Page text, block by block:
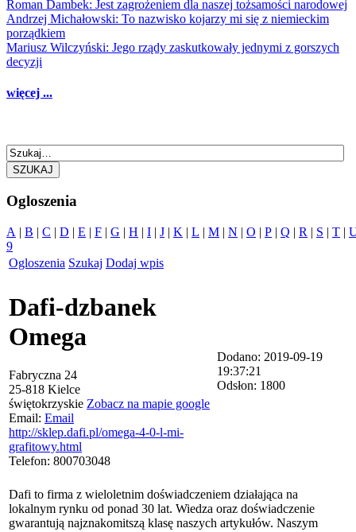
Roman Dambek: Jest zagrożeniem dla naszej tożsamości narodowej
Andrzej Michałowski: To nazwisko kojarzy mi się z niemieckim
porządkiem
Mariusz Wilczyński: Jego rządy zaskutkowały jednymi z gorszych
decyzji
więcej ...
SZUKAJ
Ogloszenia
A | B | C | D | E | F | G | H | I | J | K | L | M | N | O | P | Q | R | S | T |
9
Ogloszenia Szukaj Dodaj wpis
Dafi-dzbanek
Omega
Fabryczna 24
25-818 Kielce
świętokrzyskie Zobacz na mapie google
Email: Email
http://sklep.dafi.pl/omega-4-0-l-mi-
grafitowy.html
Telefon: 800703048
Dodano: 2019-09-19
19:37:21
Odsłon: 1800
Dafi to firma z wieloletnim doświadczeniem działająca na
lokalnym rynku od ponad 30 lat. Wiedza oraz doświadczenie
gwarantują najznakomitszą klasę naszych artykułów. Naszym